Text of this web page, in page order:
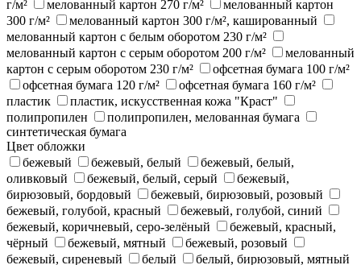
г/м²
мелованный картон 270 г/м²
мелованный картон
300 г/м²
мелованный картон 300 г/м², кашированный
мелованный картон с белым оборотом 230 г/м²
мелованный картон с серым оборотом 200 г/м²
мелованный
картон с серым оборотом 230 г/м²
офсетная бумага 100 г/м²
офсетная бумага 120 г/м²
офсетная бумага 160 г/м²
пластик
пластик, искусственная кожа "Краст"
полипропилен
полипропилен, мелованная бумага
синтетическая бумага
Цвет обложки
бежевый
бежевый, белый
бежевый, белый,
оливковый
бежевый, белый, серый
бежевый,
бирюзовый, бордовый
бежевый, бирюзовый, розовый
бежевый, голубой, красный
бежевый, голубой, синий
бежевый, коричневый, серо-зелёный
бежевый, красный,
чёрный
бежевый, мятный
бежевый, розовый
бежевый, сиреневый
белый белый, бирюзовый, мятный